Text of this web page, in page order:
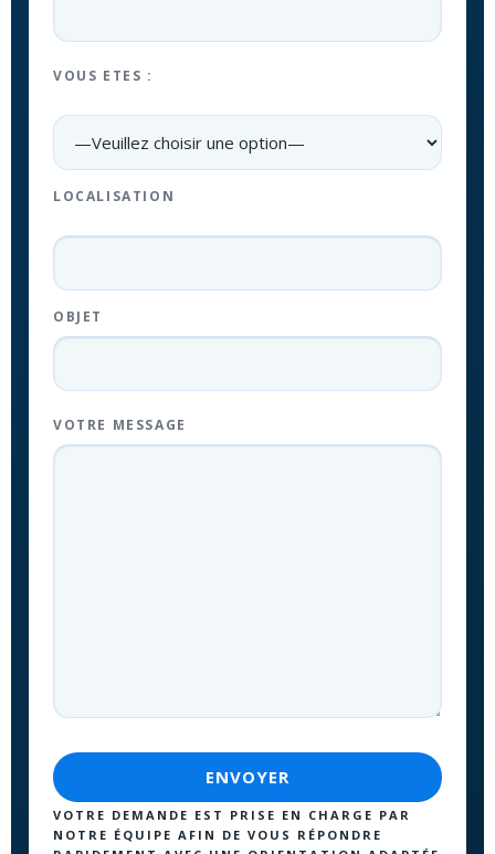
VOUS ETES :
LOCALISATION
OBJET
VOTRE MESSAGE
VOTRE DEMANDE EST PRISE EN CHARGE PAR
NOTRE ÉQUIPE AFIN DE VOUS RÉPONDRE